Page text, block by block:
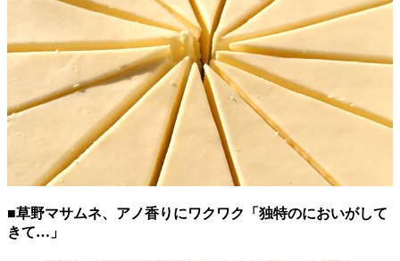
■草野マサムネ、アノ香りにワクワク「独特のにおいがして
きて…」